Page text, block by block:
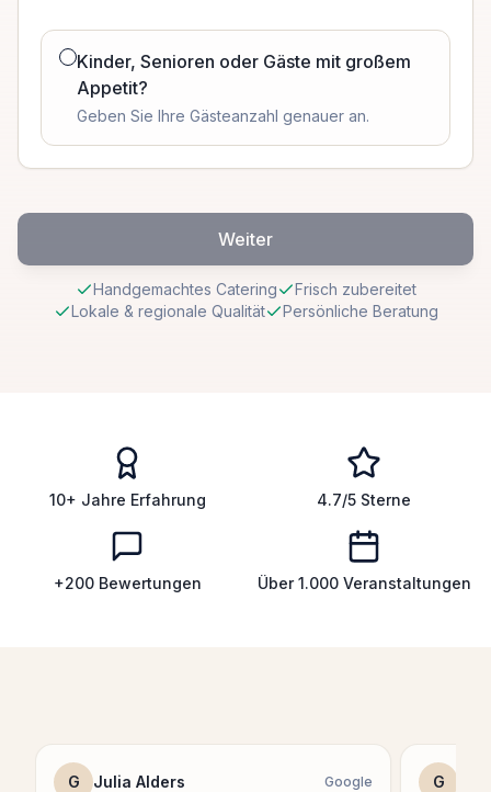
Kinder, Senioren oder Gäste mit großem
Appetit?
Geben Sie Ihre Gästeanzahl genauer an.
Weiter
Handgemachtes Catering
Frisch zubereitet
Lokale & regionale Qualität
Persönliche Beratung
10+ Jahre Erfahrung 4.7/5 Sterne
+200 Bewertungen Über 1.000 Veranstaltungen
G Julia Alders Google G